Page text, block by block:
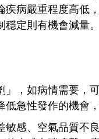
病嚴重程度高低
定則有機會減量。
」，如病情需要，
急性發作的機會
感、空氣品質不